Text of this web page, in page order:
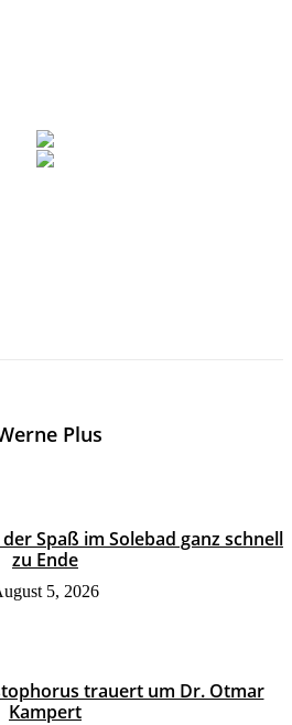
Plus
Spaß im Solebad ganz schnell
zu Ende
5, 2026
trauert um Dr. Otmar
Kampert